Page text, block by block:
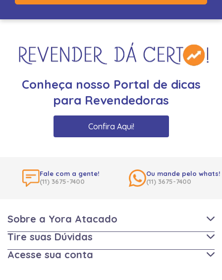
Conheça nosso Portal de dicas
para Revendedoras
Confira Aqui!
Fale com a gente!
(11) 3675-7400
Ou mande pelo whats!
(11) 3675-7400
Sobre a Yora Atacado
Tire suas Dúvidas
Acesse sua conta